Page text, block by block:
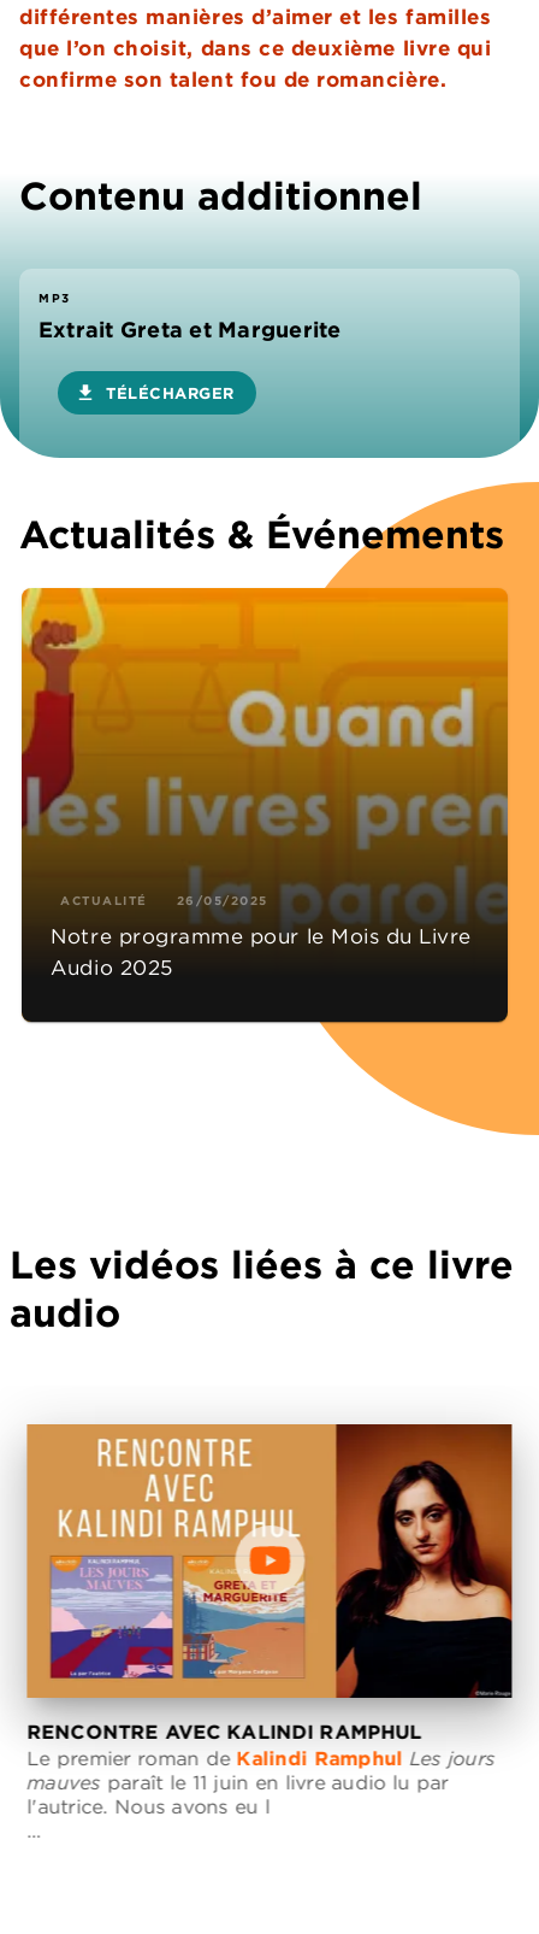
différentes manières d’aimer et les familles
que l’on choisit, dans ce deuxième livre qui
confirme son talent fou de romancière.
Contenu additionnel
MP3
Extrait Greta et Marguerite
download TÉLÉCHARGER
Actualités & Événements
ACTUALITÉ 26/05/2025
Notre programme pour le Mois du Livre
Audio 2025
Les vidéos liées à ce livre
audio
RENCONTRE AVEC KALINDI RAMPHUL
Le premier roman de Kalindi Ramphul Les jours
mauves paraît le 11 juin en livre audio lu par
l'autrice. Nous avons eu l
…